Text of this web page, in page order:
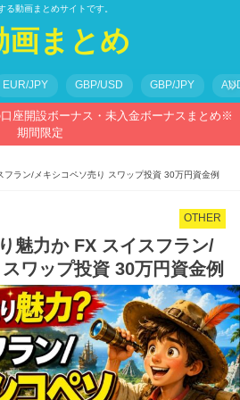
る動画まとめサイトです。
画まとめ
EUR/JPY GBP/USD GBP/JPY
口座開設ボーナス・未入金ボーナスまとめ※
期間限定
フラン/メキシコペソ売り スワップ投資 30万円資金例
OTHER
魅力か FX スイスフラン/
ワップ投資 30万円資金例